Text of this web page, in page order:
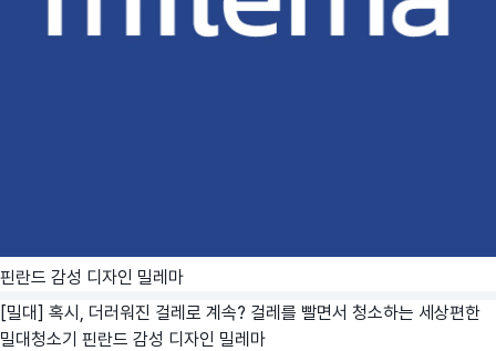
핀란드 감성 디자인 밀레마
[밀대] 혹시, 더러워진 걸레로 계속? 걸레를 빨면서 청소하는 세상편한
밀대청소기 핀란드 감성 디자인 밀레마